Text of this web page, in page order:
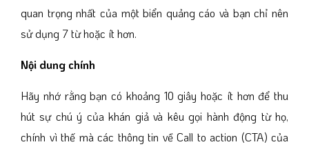
quan trọng nhất của một biển quảng cáo và bạn chỉ nên
sử dụng 7 từ hoặc ít hơn.
Nội dung chính
Hãy nhớ rằng bạn có khoảng 10 giây hoặc ít hơn để thu
hút sự chú ý của khán giả và kêu gọi hành động từ họ,
chính vì thế mà các thông tin về Call to action (CTA) của